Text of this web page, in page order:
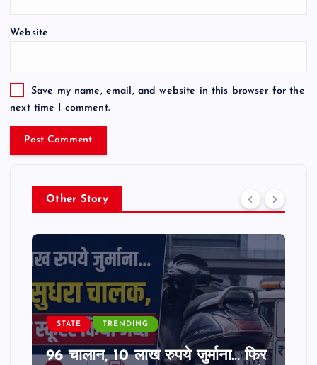
Website
Save my name, email, and website in this browser for the
next time I comment.
Other Story
STATE TRENDING
96 चालान, 10 लाख रुपये जुर्माना… फिर